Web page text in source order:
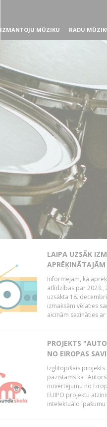
IZMANTOJU MŪZIKU RADU
LAIPA UZSĀK
Informējam, ka
atlīdzības par 2023.,
uzsākta 18.
izmaksām vēlaties
aicinām sazināties
PROJEKTS
NO EIROPAS
Izglītojošais projekts
pazīstams kā
novērtējumu no
EUIPO projektu
intelektuālo